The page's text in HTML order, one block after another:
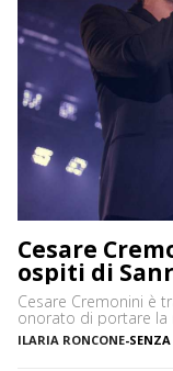
Cesare
ospiti di
Cesare Cremonini è
onorato di portare la
ILARIA RONCONE-